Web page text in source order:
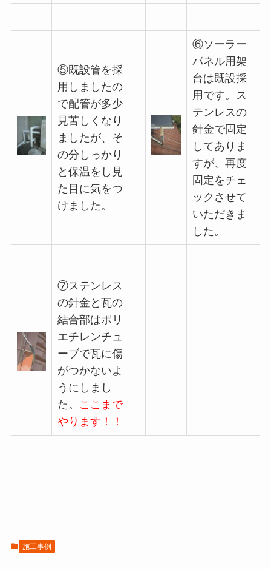
⑤既設管を採
用しましたの
で配管が多少
見苦しくなり
ましたが、そ
の分しっかり
と保温をし見
た目に気をつ
けました。
⑥ソーラー
パネル用架
台は既設採
用です。ス
テンレスの
針金で固定
してありま
すが、再度
固定をチェ
ックさせて
いただきま
した。
⑦ステンレス
の針金と瓦の
結合部はポリ
エチレンチュ
ーブで瓦に傷
がつかないよ
うにしまし
た。
ここまで
やります！！
施工事例